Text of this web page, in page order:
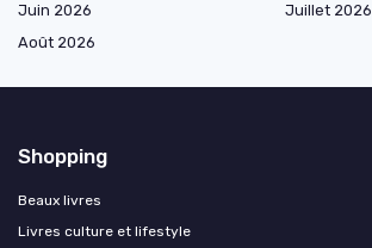
Juin 2026
Juillet 2026
Août 2026
Shopping
Beaux livres
Livres culture et lifestyle